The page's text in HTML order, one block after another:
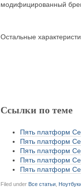
модифицированный
Остальные
Ссылки по теме
Пять платформ
Пять платформ
Пять платформ
Пять платформ
Пять платформ
Filed under Все статьи